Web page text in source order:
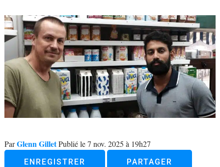
ParGlenn GilletPublié le 7 nov. 2025 à 19h27
ENREGISTRER PARTAGER